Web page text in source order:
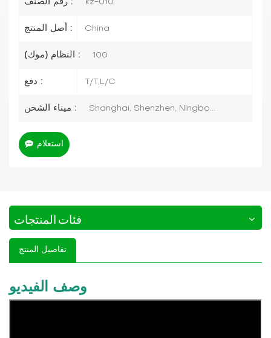
kz-010
أصل المنتج : China
النظام (موك) : 100
دفع : T/T,L/C
ميناء الشحن : Shanghai, Shenzhen, Ningbo...
استعلام
فئات المنتجات
تفاصيل المنتج
وصف الفيديو